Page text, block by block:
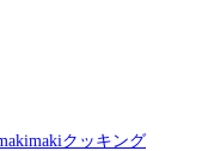
クッキング